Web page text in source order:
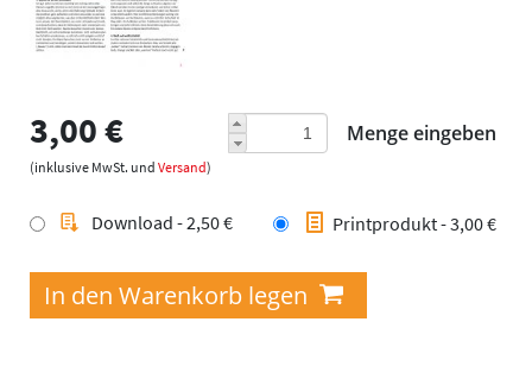
3,00 €
(inklusive MwSt. und Versand)
Printprodukt - 3,00 €
Download - 2,50 €
Menge eingeben